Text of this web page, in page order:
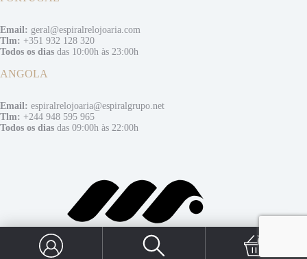
Email: geral@espiralrelojoaria.com
Tlm: +351 932 128 320
Todos os dias das 10:00h às 23:00h
ANGOLA
Email: espiralrelojoaria@espiralgrupo.net
Tlm: +244 948 595 965
Todos os dias das 09:00h às 22:00h